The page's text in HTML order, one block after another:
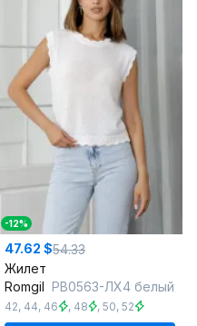
-12%
47.62 $54.33
Жилет
Romgil РВ0563-ЛХ4 белый
42, 44, 46 , 48 , 50, 52